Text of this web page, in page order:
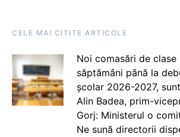
CELE MAI CITITE ARTICOLE
Noi comasări de
săptămâni până la
școlar 2026-2027,
Alin Badea, prim-
Gorj: Ministerul o
Ne sună directorii